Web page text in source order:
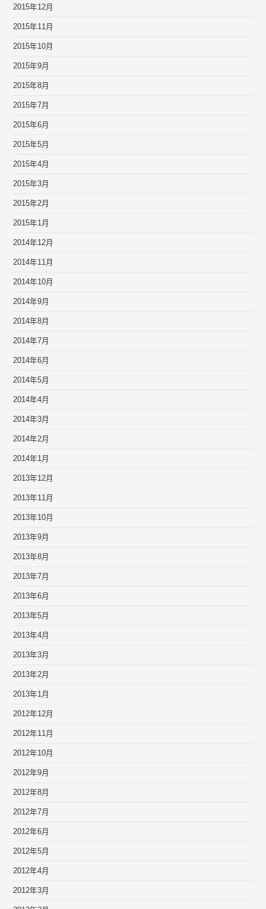
2015年12月
2015年11月
2015年10月
2015年9月
2015年8月
2015年7月
2015年6月
2015年5月
2015年4月
2015年3月
2015年2月
2015年1月
2014年12月
2014年11月
2014年10月
2014年9月
2014年8月
2014年7月
2014年6月
2014年5月
2014年4月
2014年3月
2014年2月
2014年1月
2013年12月
2013年11月
2013年10月
2013年9月
2013年8月
2013年7月
2013年6月
2013年5月
2013年4月
2013年3月
2013年2月
2013年1月
2012年12月
2012年11月
2012年10月
2012年9月
2012年8月
2012年7月
2012年6月
2012年5月
2012年4月
2012年3月